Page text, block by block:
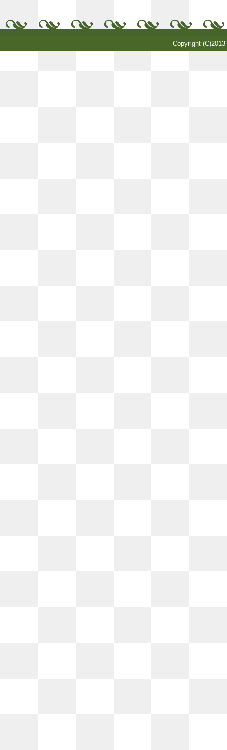
Copyright (C)2013